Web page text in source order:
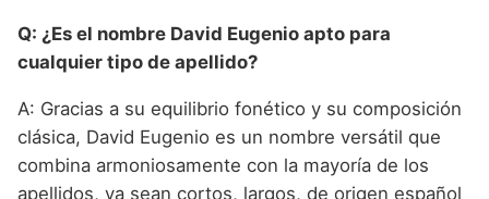
Q: ¿Es el nombre David Eugenio apto para
cualquier tipo de apellido?
A: Gracias a su equilibrio fonético y su composición
clásica, David Eugenio es un nombre versátil que
combina armoniosamente con la mayoría de los
apellidos, ya sean cortos, largos, de origen español